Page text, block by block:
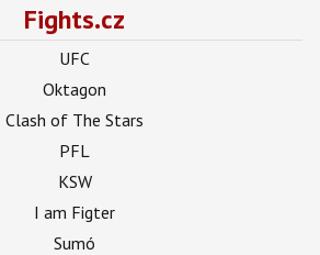
Fights.cz
UFC
Oktagon
Clash of The Stars
PFL
KSW
I am Figter
Sumó